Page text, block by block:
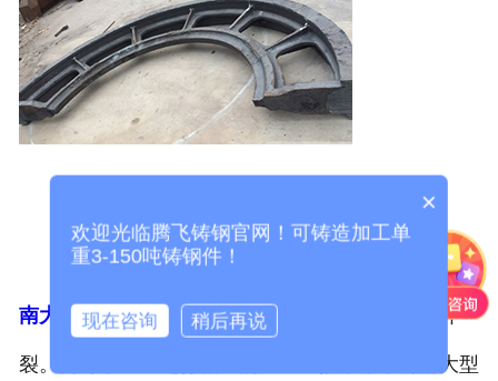
无论是精密铸造、压铸还是特殊铸造，在铸造济
南大型铸钢件时，我们都必须注意其外壳是否会开
裂。同时，也应进行相应的处理。接下来，河南大型
×
欢迎光临腾飞铸钢官网！可铸造加工单
重3-150吨铸钢件！
现在咨询 稍后再说